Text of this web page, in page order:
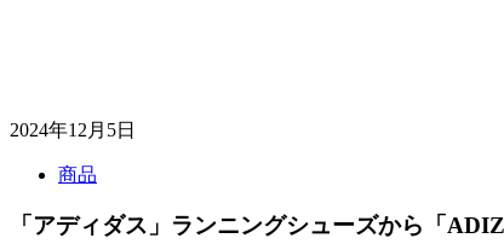
2024年12月5日
商品
「アディダス」ランニングシューズから「